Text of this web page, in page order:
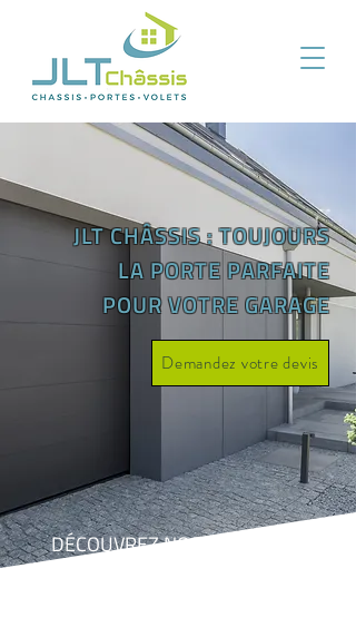
JLT CHÂSSIS : TOUJOURS
LA PORTE PARFAITE
POUR VOTRE GARAGE
Demandez votre devis
DÉCOUVREZ NOS PORTES DE